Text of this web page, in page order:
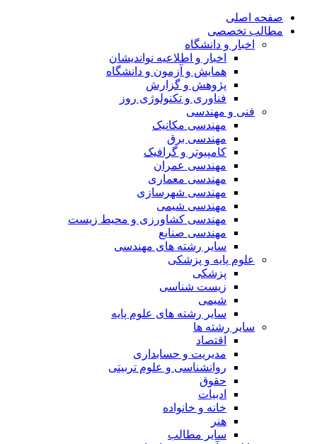
صفحه اصلی
مطالب تخصصی
اخبار و دانشگاه
اخبار و اطلاعیه نواندیشان
همایش و آزمون و دانشگاه
پژوهش و گزارش
فناوری و تکنولوژی روز
فنی و مهندسی
مهندسی مکانیک
مهندسی برق
کامپیوتر و گرافیک
مهندسی عمران
مهندسی معماری
مهندسی شهرسازی
مهندسی شیمی
مهندسی کشاورزی و محیط زیست
مهندسی صنایع
سایر رشته های مهندسی
علوم پایه و پزشکی
پزشکی
زیست شناسی
شیمی
سایر رشته های علوم پایه
سایر رشته ها
اقتصاد
مدیریت و حسابداری
روانشناسی و علوم تربیتی
حقوق
ادبیات
خانه و خانواده
هنر
سایر مطالب